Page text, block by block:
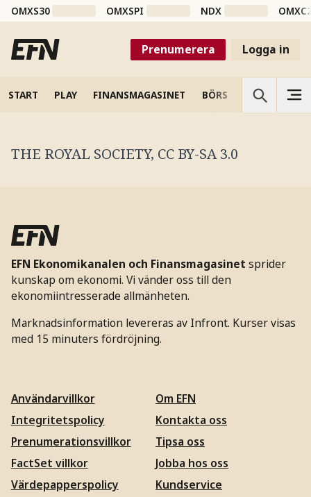
OMXS30 OMXSPI NDX
Prenumerera Logga in
START PLAY FINANSMAGASINET BÖRS VETENSKAP
THE ROYAL SOCIETY, CC BY-SA 3.0
EFN Ekonomikanalen och Finansmagasinet sprider
kunskap om ekonomi. Vi vänder oss till den
ekonomiintresserade allmänheten.
Marknadsinformation levereras av Infront. Kurser visas
med 15 minuters fördröjning.
Användarvillkor
Integritetspolicy
Prenumerationsvillkor
FactSet villkor
Värdepapperspolicy
Om EFN
Kontakta oss
Tipsa oss
Jobba hos oss
Kundservice